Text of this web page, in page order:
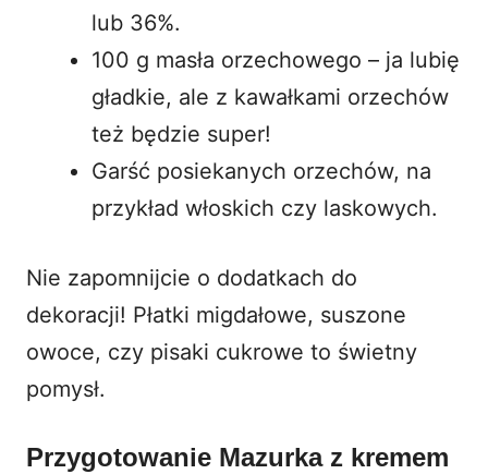
lub 36%.
100 g masła orzechowego – ja lubię
gładkie, ale z kawałkami orzechów
też będzie super!
Garść posiekanych orzechów, na
przykład włoskich czy laskowych.
Nie zapomnijcie o dodatkach do
dekoracji! Płatki migdałowe, suszone
owoce, czy pisaki cukrowe to świetny
pomysł.
Przygotowanie Mazurka z kremem